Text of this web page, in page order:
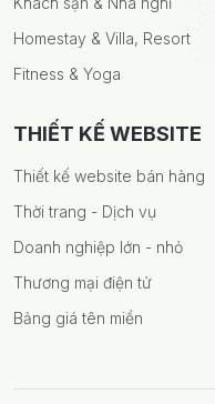
Homestay & Villa, Resort
Fitness & Yoga
THIẾT KẾ WEBSITE
Thiết kế website bán hàng
Thời trang - Dịch vụ
Doanh nghiệp lớn - nhỏ
Thương mại điện tử
Bảng giá tên miền